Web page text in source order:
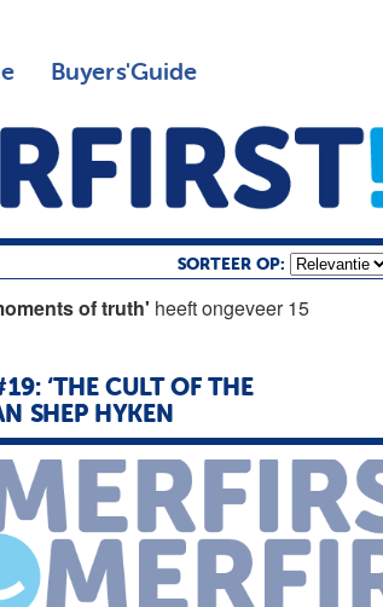
Buyers'Guide
SORTEER OP:
of truth' heeft ongeveer 15
‘THE CULTOF THE
SHEP HYKEN